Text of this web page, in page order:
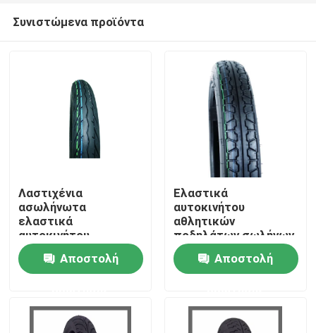
Αρχική Σελίδα
Σχετικά με εμάς
Συνιστώμενα προϊόντα
Λαστιχένια
ασωλήνωτα
ελαστικά
αυτοκινήτου
μοτοσικλετών
Αποστολή
Ελαστικά
αυτοκινήτου
αθλητικών
ποδηλάτων σωλήνων
Αποστολή